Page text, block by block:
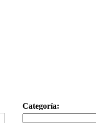
Categoría: